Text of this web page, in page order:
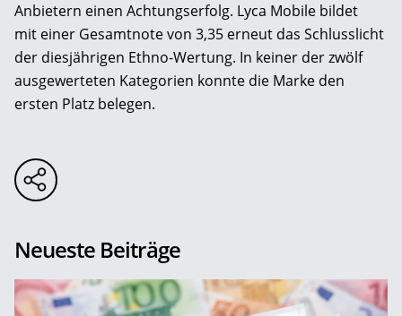
Anbietern ­einen Achtungserfolg. Lyca Mobile bildet
mit ­einer Gesamtnote von 3,35 erneut das Schlusslicht
der diesjährigen Ethno-Wertung. In keiner der zwölf
ausgewerteten Kategorien konnte die Marke den
ersten Platz belegen.
Neueste Beiträge